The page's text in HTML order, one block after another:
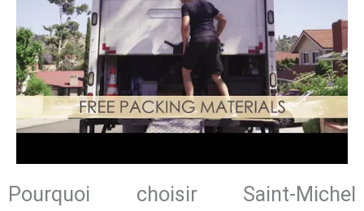
Pourquoi choisir Saint-Michel